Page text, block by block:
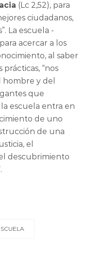
(Lc 2,52), para
ciudadanos,
La escuela -
acercar a los
al saber
“nos
hombre y del
que
escuela entra en
de uno
de una
el
descubrimiento